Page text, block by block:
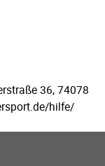
36, 74078
hilfe/